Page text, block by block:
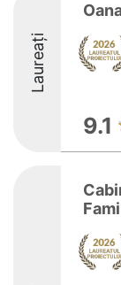
Laureați
9.1